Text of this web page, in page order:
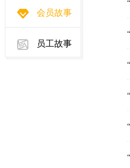
会员故事
员工故事